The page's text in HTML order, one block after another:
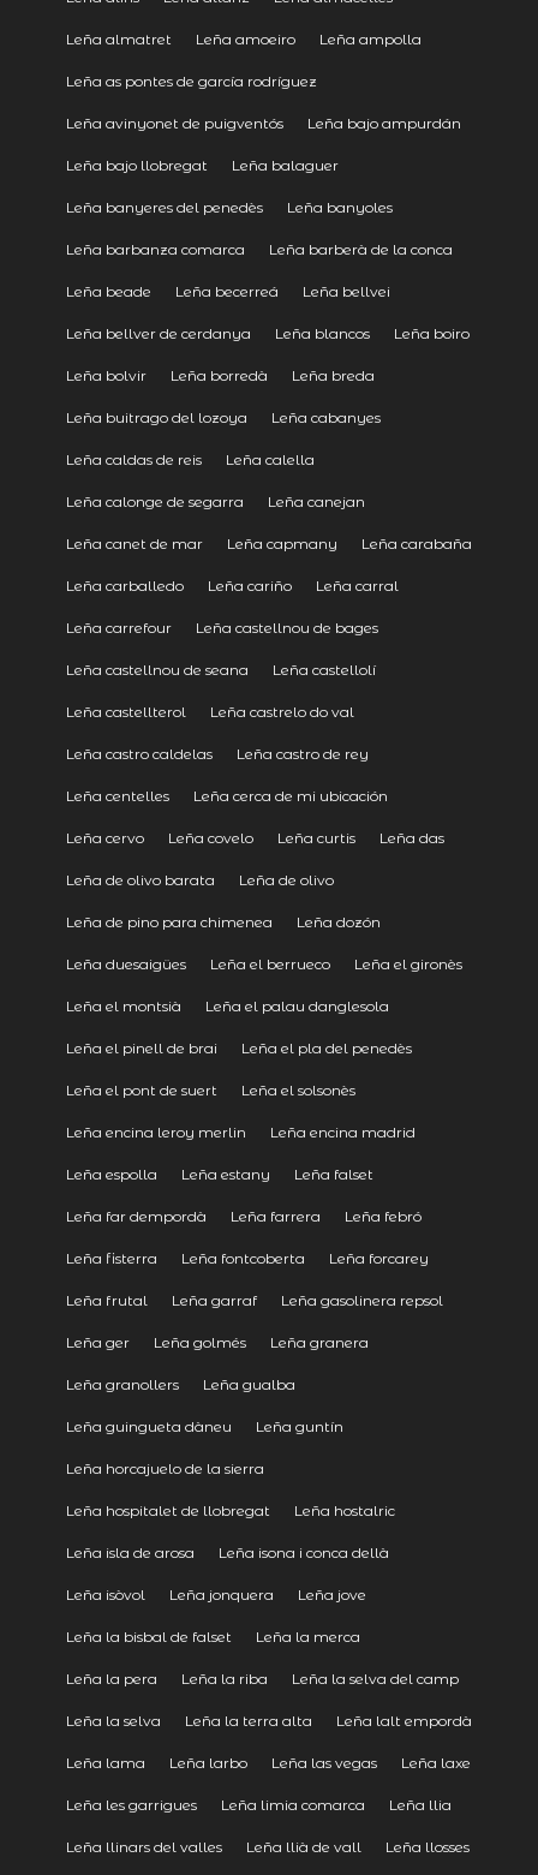
Leña almatret Leña amoeiro Leña ampolla
Leña as pontes de garcía rodríguez
Leña avinyonet de puigventós Leña bajo ampurdán
Leña bajo llobregat Leña balaguer
Leña banyeres del penedès Leña banyoles
Leña barbanza comarca Leña barberà de la conca
Leña beade Leña becerreá Leña bellvei
Leña bellver de cerdanya Leña blancos Leña boiro
Leña bolvir Leña borredà Leña breda
Leña buitrago del lozoya Leña cabanyes
Leña caldas de reis Leña calella
Leña calonge de segarra Leña canejan
Leña canet de mar Leña capmany Leña carabaña
Leña carballedo Leña cariño Leña carral
Leña carrefour Leña castellnou de bages
Leña castellnou de seana Leña castellolí
Leña castellterol Leña castrelo do val
Leña castro caldelas Leña castro de rey
Leña centelles Leña cerca de mi ubicación
Leña cervo Leña covelo Leña curtis Leña das
Leña de olivo barata Leña de olivo
Leña de pino para chimenea Leña dozón
Leña duesaigües Leña el berrueco Leña el gironès
Leña el montsià Leña el palau danglesola
Leña el pinell de brai Leña el pla del penedès
Leña el pont de suert Leña el solsonès
Leña encina leroy merlin Leña encina madrid
Leña espolla Leña estany Leña falset
Leña far dempordà Leña farrera Leña febró
Leña fisterra Leña fontcoberta Leña forcarey
Leña frutal Leña garraf Leña gasolinera repsol
Leña ger Leña golmés Leña granera
Leña granollers Leña gualba
Leña guingueta dàneu Leña guntín
Leña horcajuelo de la sierra
Leña hospitalet de llobregat Leña hostalric
Leña isla de arosa Leña isona i conca dellà
Leña isòvol Leña jonquera Leña jove
Leña la bisbal de falset Leña la merca
Leña la pera Leña la riba Leña la selva del camp
Leña la selva Leña la terra alta Leña lalt empordà
Leña lama Leña larbo Leña las vegas Leña laxe
Leña les garrigues Leña limia comarca Leña llia
Leña llinars del valles Leña llià de vall Leña llosses